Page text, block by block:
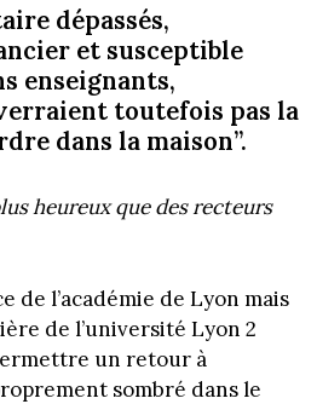
dépassés,
et susceptible
enseignants,
toutefois pas la
dans la maison”.
heureux que des recteurs
de l’académie de Lyon mais
de l’université Lyon 2
un retour à
sombré dans le